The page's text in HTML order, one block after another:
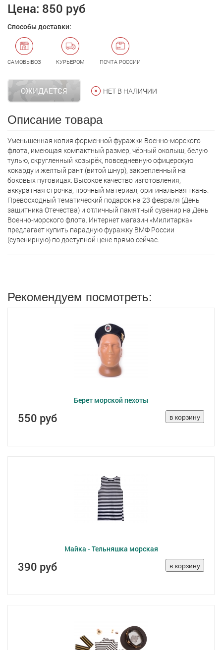
Цена: 850 руб
Способы доставки:
САМОВЫВОЗ КУРЬЕРОМ ПОЧТА РОССИИ
ОЖИДАЕТСЯ НЕТ В НАЛИЧИИ
Описание товара
Уменьшенная копия форменной фуражки Военно-морского
флота, имеющая компактный размер, чёрный околыш, белую
тулью, скругленный козырёк, повседневную офицерскую
кокарду и желтый рант (витой шнур), закрепленный на
боковых пуговицах. Высокое качество изготовления,
аккуратная строчка, прочный материал, оригинальная ткань.
Превосходный тематический подарок на 23 февраля (День
защитника Отечества) и отличный памятный сувенир на День
Военно-морского флота. Интернет магазин «Милитарка»
предлагает кyпить парадную фуражку ВМФ России
(сувенирную) по доступной цене прямо сейчас.
Рекомендуем посмотреть:
Берет морской пехоты
550 руб
Майка - Тельняшка морская
390 руб